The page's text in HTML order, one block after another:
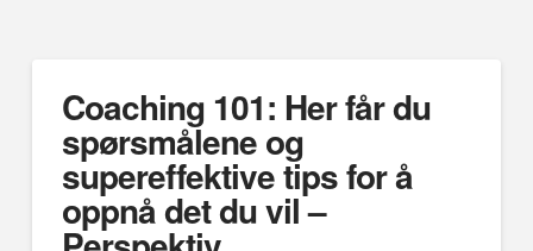
Coaching 101: Her får du
spørsmålene og
supereffektive tips for å
oppnå det du vil –